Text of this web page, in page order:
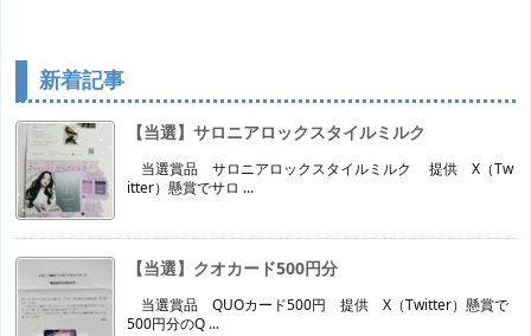
新着記事
【当選】サロニアロックスタイルミルク
当選賞品 サロニアロックスタイルミルク 提供 X（Tw
itter）懸賞でサロ ...
【当選】クオカード500円分
当選賞品 QUOカード500円 提供 X（Twitter）懸賞で
500円分のQ ...